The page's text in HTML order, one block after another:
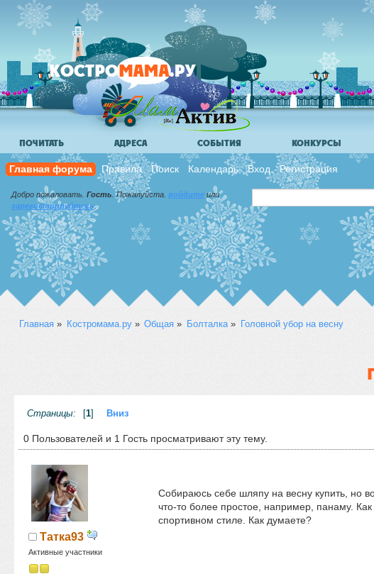
ПОЧИТАТЬ АДРЕСА СОБЫТИЯ КОНКУРСЫ
Главная форума Правила Поиск Календарь Вход Регистрация
Добро пожаловать,Гость. Пожалуйста, войдите или
зарегистрируйтесь.
Главная » Костромама.ру» Общая » Болталка» Головной убор на весну
Страницы: 1 Вниз
0 Пользователей и 1 Гость просматривают эту тему.
Татка93
Активные участники
Собираюсь себе шляпу на весну купить, но
что-то более простое, например, панаму.
спортивном стиле. Как думаете?